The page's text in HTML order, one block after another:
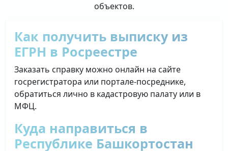
объектов.
Как получить выписку из
ЕГРН в Росреестре
Заказать справку можно онлайн на сайте
госрегистратора или портале-посреднике,
обратиться лично в кадастровую палату или в
МФЦ.
Куда направиться в
Республике Башкортостан